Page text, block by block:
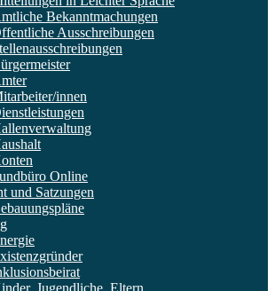
Bekanntmachungen
Ausschreibungen
innen
Online
und Satzungen
Jugendliche, Eltern